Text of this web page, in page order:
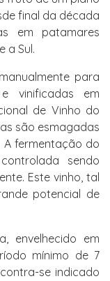
final da década
em patamares
a Sul.
para
vinificadas em
de Vinho do
são esmagadas
fermentação do
sendo
Este vinho, tal
potencial de
envelhecido em
mínimo de 7
se indicado